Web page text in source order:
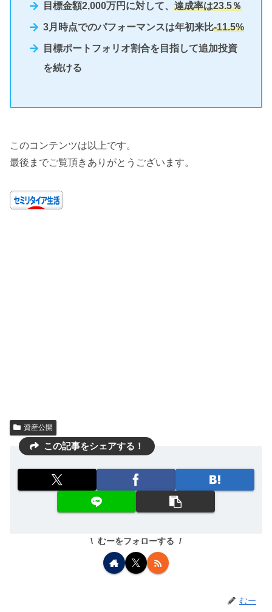
目標金額2,000万円に対して、達成率は23.5％
3月時点でのパフォーマンスは年初来比-11.5%
目標ポートフォリオ割合を目指して追加投資
を続ける
このコンテンツは以上です。
最後までご覧頂きありがとうございます。
資産公開
この記事をシェアする！
むーをフォローする
むー